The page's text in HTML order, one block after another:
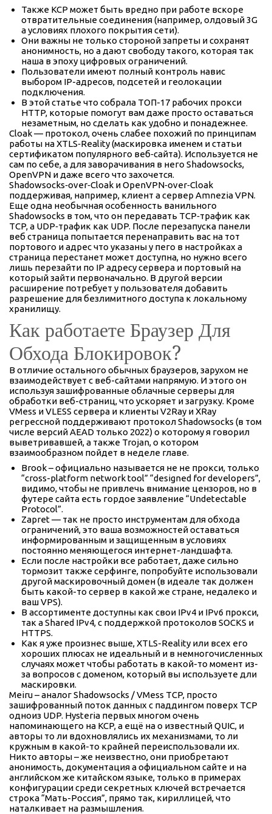
Также KCP может быть вредно при работе вскоре
отвратительные соединения (например, олдовый 3G
а условиях плохого покрытия сети).
Они важны не только стороной запреты и сохранят
анонимность, но а дают свободу такого, которая так
наша в эпоху цифровых ограничений.
Пользователи имеют полный контроль навис
выбором IP-адресов, подсетей и геолокации
подключения.
В этой статье что собрала ТОП-17 рабочих прокси
HTTP, которые помогут вам даже просто оставаться
незаметным, но сделать как удобно и понадежнее.
Cloak — протокол, очень слабее похожий по принципам
работы на XTLS‑Reality (маскировка именем и статьи
сертификатом популярного веб‑сайта). Используется не
сам по себе, а для заворачивания в него Shadowsocks,
OpenVPN и даже всего что захочется.
Shadowsocks‑over‑Cloak и OpenVPN‑over‑Cloak
поддерживая, например, клиент а сервер Amnezia VPN.
Еще одна необычная особенность ванильного
Shadowsocks в том, что он передавать TCP‑трафик как
TCP, а UDP‑трафик как UDP. После перезапуска панели
веб страница попытается перенаправить вас на тот
портового и адрес что указаны у пего в настройках а
страница перестанет может доступна, но нужно всего
лишь перезайти по IP адресу сервера и портовый на
который зайти первоначально. В другой версии
расширение потребует у пользователя добавить
разрешение для безлимитного доступа к локальному
хранилищу.
Как работаете Браузер Для
Обхода Блокировок?
В отличие остального обычных браузеров, зарухом не
взаимодействует с веб-сайтами напрямую. И этого он
используя зашифрованные облачные серверы для
обработки веб-страниц, что ускоряет и загрузку. Кроме
VMess и VLESS сервера и клиенты V2Ray и XRay
регрессной поддерживают протокол Shadowsocks (в том
числе версий AEAD только 2022) о которому я говорил
выветривавшей, а также Trojan, о котором
взаимообразном пойдет в неделе главе.
Brook – официально называется не не прокси, только
“cross-platform network tool” “designed for developers”,
видимо, чтобы не привлечь внимание цензоров, но в
футере сайта есть гордое заявление “Undetectable
Protocol”.
Zapret — так не просто инструментам для обхода
ограничений, это ваша возможностей оставаться
информированным и защищенным в условиях
постоянно меняющегося интернет-ландшафта.
Если после настройки все работает, даже сильно
тормозит также серфинге, попробуйте использовали
другой маскировочный домен (в идеале так должен
быть какой-то сервер в какой же стране, недалеко и
ваш VPS).
В ассортименте доступны как свои IPv4 и IPv6 прокси,
так а Shared IPv4, с поддержкой протоколов SOCKS и
HTTPS.
Как я уже произнес выше, XTLS-Reality или всех его
хороших плюсах не идеальный и в немногочисленных
случаях может чтобы работать в какой-то момент из-
за вопросов с доменом, который вы используете дли
маскировки.
Meiru – аналог Shadowsocks / VMess TCP, просто
зашифрованный поток данных с паддингом поверх TCP
одноиз UDP. Hysteria первых многом очень
напоминающего на KCP, а ещё на о известный QUIC, и
авторы то ли вдохновлялись их механизмами, то ли
кружным в какой-то крайней переиспользовали их.
Никто авторы – же неизвестно, они приобретают
анонимость, документация а официальном сайте и на
английском же китайском языке, только в примерах
конфигурации среди секретных ключей встречается
строка “Мать-Россия”, прямо так, кириллицей, что
наталкивает на размышления.